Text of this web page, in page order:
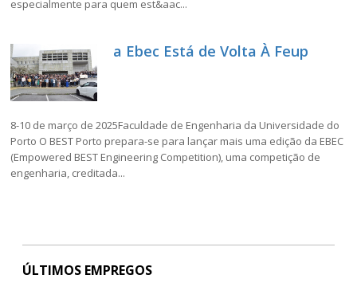
especialmente para quem est&aac...
a Ebec Está de Volta À Feup
8-10 de março de 2025Faculdade de Engenharia da Universidade do
Porto O BEST Porto prepara-se para lançar mais uma edição da EBEC
(Empowered BEST Engineering Competition), uma competição de
engenharia, creditada...
ÚLTIMOS EMPREGOS